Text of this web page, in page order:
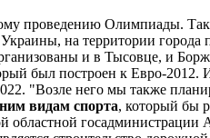
проведению Олимпиады.
на территории города
и в Тысовце, и
был построен к Евро-
"Возле него мы также
видам спорта, который бы
областной госадминистрации